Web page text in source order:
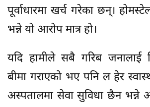
पूर्वाधारमा खर्च गरेका छन्।
भन्ने यो आरोप मात्र हो।
यदि हामीले सबै गरिब जनालाई
बीमा गराएको भए पनि ल हेर
अस्पतालमा सेवा सुविधा छैन भन्ने